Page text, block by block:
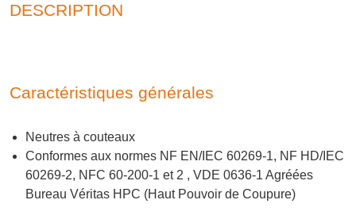
DESCRIPTION
Caractéristiques générales
Neutres à couteaux
Conformes aux normes NF EN/IEC 60269-1, NF HD/IEC
60269-2, NFC 60-200-1 et 2 , VDE 0636-1 Agréées
Bureau Véritas HPC (Haut Pouvoir de Coupure)